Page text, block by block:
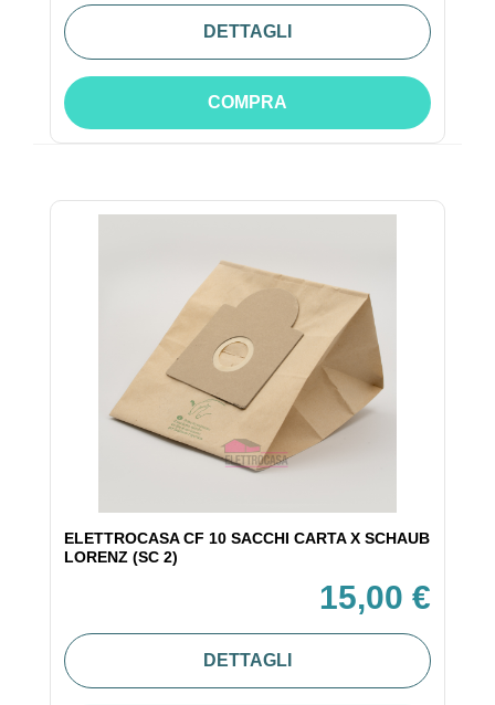
DETTAGLI
COMPRA
ELETTROCASA CF 10 SACCHI CARTA X SCHAUB
LORENZ (SC 2)
15,00 €
DETTAGLI